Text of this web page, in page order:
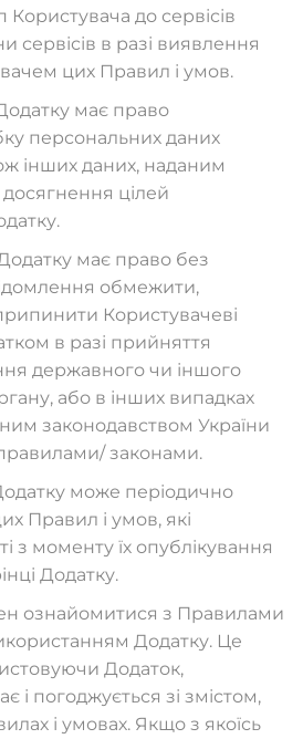
Користувача до сервісів
сервісів в разі виявлення
цих Правил і умов.
має право
персональних даних
інших даних, наданим
цілей
має право без
обмежити,
Користувачеві
в разі прийняття
державного чи іншого
або в інших випадках
законодавством України
законами.
може періодично
Правил і умов, які
з моменту їх опублікування
Додатку.
ознайомитися з Правилами
Додатку. Це
Додаток,
і погоджується зі змістом,
і умовах. Якщо з якоїсь